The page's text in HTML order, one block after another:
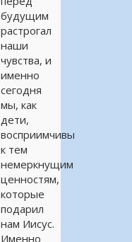
будущим
растрогал
наши
чувства, и
именно
сегодня
мы, как
дети,
восприимчивы
к тем
немеркнущим
ценностям,
которые
подарил
нам Иисус.
Именно